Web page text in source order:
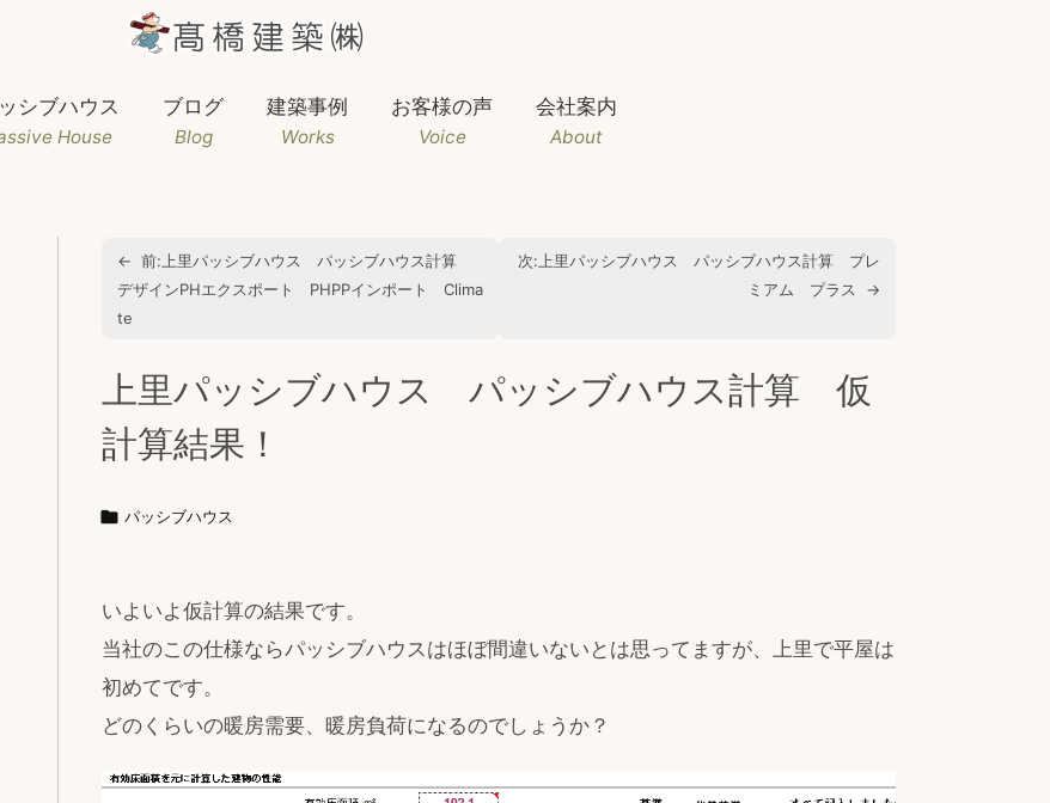
シブハウス
House
ブログ
Blog
建築事例
Works
お客様の声
Voice
会社案内
About
← 前: 上里パッシブハウス パッシブハウス計算
デザインPHエクスポート PHPPインポート Clima
te
次: 上里パッシブハウス パッシブハウス計算 プレ
ミアム プラス
→
上里パッシブハウス パッシブハウス計算 仮
計算結果！
 パッシブハウス
いよいよ仮計算の結果です。
当社のこの仕様ならパッシブハウスはほぼ間違いないとは思ってますが、上里で平屋は
初めてです。
どのくらいの暖房需要、暖房負荷になるのでしょうか？